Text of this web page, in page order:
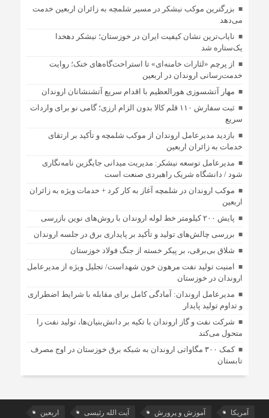
بزرگترین موکب نیشکر در مسیر شلمچه به زائران اربعین خدمت
می‌دهد
نایاب‌ترین نشان کیفیت ایران در خوزستان؛ نیشکر دهخدا
یک‌ستاره شد
از پرچم «لثارات خامنه‌ای» تا استراحت‌گاه‌های خنک؛ روایت
خدمت‌رسانی اروندان در اربعین
مهار آتشسوزی هورالعظیم با اقدام سریع آتشنشانان اروندان
ثبت سفارش ۱۱۰ قلم کالا بدون الزام ارزی؛ گامی نو برای واردات
سریع
بازدید مدیرعامل اروندان از موکب شلمچه و تأکید بر ارتقای
خدمات به زائران اربعین
مدیرعامل توسعه نیشکر: مدیریت میدانی جایگزین نامه‌نگاری
شود / دانشگاه شریک راهبردی صنعت است
موکب اروندان در شلمچه آغاز به کار کرد + خدمات ویژه به زائران
اربعین
پایش ۲۰۰ کیلومتر خط لوله اروندان با روش‌های نوین بازرسی
بررسی چالش‌های تولید و تأکید بر پایداری برق در جلسه اروندان
شلاق‌ بی‌برقی، بر پیکر خسته‌ از جنگ فولاد خوزستان
امنیت تولید نفت مرهون خون شهداست/ تجلیل ویژه از مدیرعامل
اروندان در خوزستان
مدیرعامل اروندان: آمادگی کامل برای مقابله با شرایط اضطراری
و تداوم تولید پایدار
شرکت نفت و گاز اروندان با تکیه بر دانش‌بنیان‌ها، تولید نفت را
متحول می‌کند
کمک ۳۰۰ مگاواتی اروندان به شبکه برق خوزستان در اوج مصرف
تابستان
آمریکا آموزش و پرورش آیت الله رئیسی اربعین